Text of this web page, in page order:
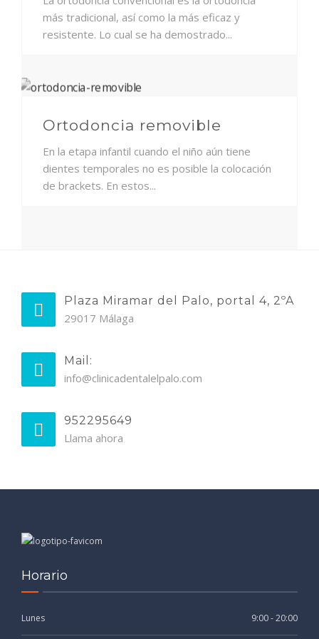
más tradicional, así como la más eficaz y
resistente. Lo cual se ha demostrado...
Ortodoncia removible
En la etapa infantil cuando el niño aún tiene
dientes temporales no es posible la colocación
de brackets. En estos...
Plaza Miramar del Palo, portal 4, 2ºA
29017 Málaga
Mail:
info@clinicadentalelpalo.com
952295649
Llama ahora
Horario
Lunes 9:00 - 20:00